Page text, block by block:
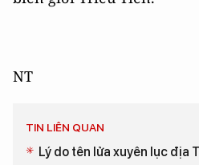
NT
TIN LIÊN QUAN
Lý do tên lửa xuyên lục địa